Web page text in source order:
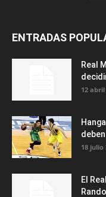
ENTRADAS
Real
12 abril
18 julio
El